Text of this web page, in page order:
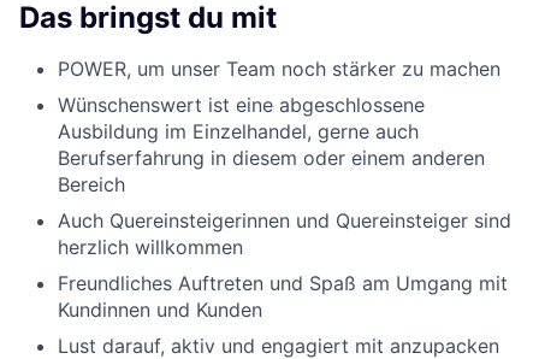
Das bringst du mit
POWER, um unser Team noch stärker zu machen
Wünschenswert ist eine abgeschlossene
Ausbildung im Einzelhandel, gerne auch
Berufserfahrung in diesem oder einem anderen
Bereich
Auch Quereinsteigerinnen und Quereinsteiger sind
herzlich willkommen
Freundliches Auftreten und Spaß am Umgang mit
Kundinnen und Kunden
Lust darauf, aktiv und engagiert mit anzupacken